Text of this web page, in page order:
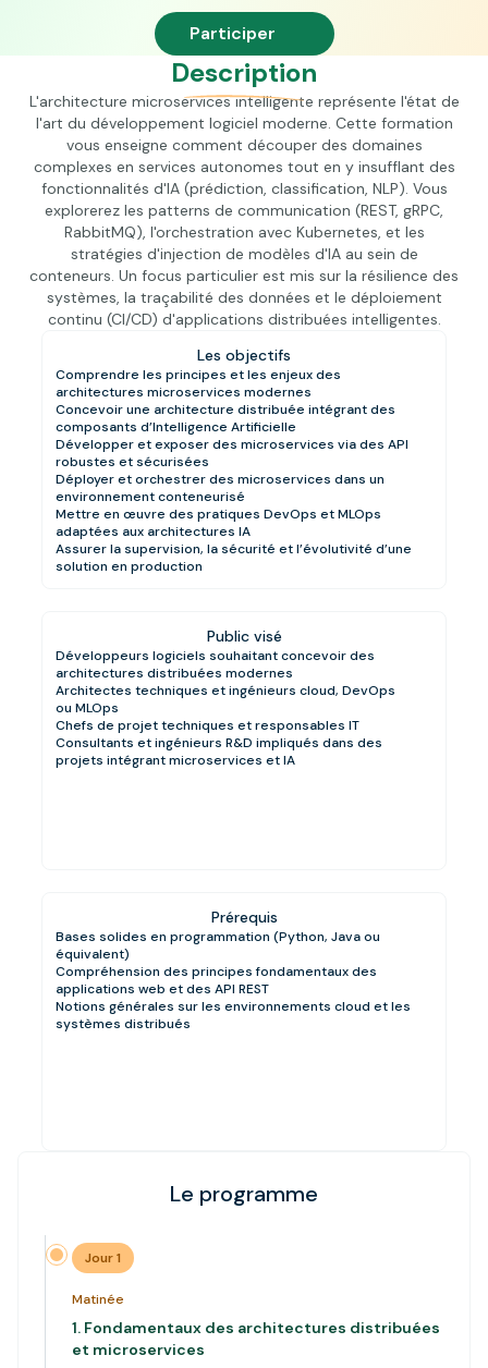
Participer
Description
L'architecture microservices intelligente représente l'état de
l'art du développement logiciel moderne. Cette formation
vous enseigne comment découper des domaines
complexes en services autonomes tout en y insufflant des
fonctionnalités d'IA (prédiction, classification, NLP). Vous
explorerez les patterns de communication (REST, gRPC,
RabbitMQ), l'orchestration avec Kubernetes, et les
stratégies d'injection de modèles d'IA au sein de
conteneurs. Un focus particulier est mis sur la résilience des
systèmes, la traçabilité des données et le déploiement
continu (CI/CD) d'applications distribuées intelligentes.
Les objectifs
Comprendre les principes et les enjeux des
architectures microservices modernes
Concevoir une architecture distribuée intégrant des
composants d’Intelligence Artificielle
Développer et exposer des microservices via des API
robustes et sécurisées
Déployer et orchestrer des microservices dans un
environnement conteneurisé
Mettre en œuvre des pratiques DevOps et MLOps
adaptées aux architectures IA
Assurer la supervision, la sécurité et l’évolutivité d’une
solution en production
Public visé
Développeurs logiciels souhaitant concevoir des
architectures distribuées modernes
Architectes techniques et ingénieurs cloud, DevOps
ou MLOps
Chefs de projet techniques et responsables IT
Consultants et ingénieurs R&D impliqués dans des
projets intégrant microservices et IA
Prérequis
Bases solides en programmation (Python, Java ou
équivalent)
Compréhension des principes fondamentaux des
applications web et des API REST
Notions générales sur les environnements cloud et les
systèmes distribués
Le programme
Jour 1
Matinée
1. Fondamentaux des architectures distribuées
et microservices